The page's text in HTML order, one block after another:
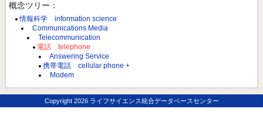
概念ツリー：
情報科学 information science
Communications Media
Telecommunication
電話 telephone
Answering Service
携帯電話 cellular phone +
Modem
Copyright2026 ライフサイエンス統合データベースセンター